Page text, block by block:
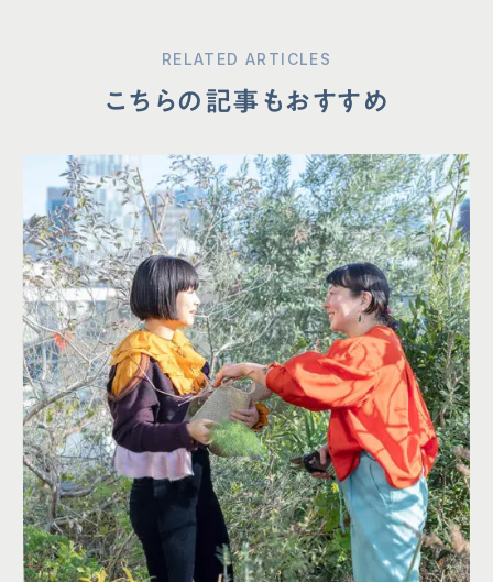
RELATED ARTICLES
こちらの記事もおすすめ